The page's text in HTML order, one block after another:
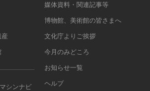
シンナビ
媒体資料・関連記事等
博物館、美術館の皆さまへ
文化庁よりご挨拶
今月のみどころ
お知らせ一覧
ヘルプ